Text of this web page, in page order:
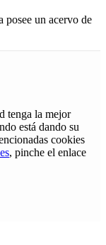
un acervo de
tenga la mejor
está dando su
cookies
, pinche el enlace